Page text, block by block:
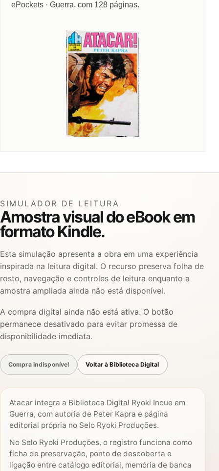
ePockets · Guerra, com 128 páginas.
SIMULADOR DE LEITURA
Amostra visual do eBook em
formato Kindle.
Esta simulação apresenta a obra em uma experiência
inspirada na leitura digital. O recurso preserva folha de
rosto, navegação e controles de leitura enquanto a
amostra ampliada ainda não está disponível.
A compra digital ainda não está ativa. O botão
permanece desativado para evitar promessa de
disponibilidade imediata.
Compra indisponível Voltar à Biblioteca Digital
Atacar integra a Biblioteca Digital Ryoki Inoue em
Guerra, com autoria de Peter Kapra e página
editorial própria no Selo Ryoki Produções.
No Selo Ryoki Produções, o registro funciona como
ficha de preservação, ponto de descoberta e
ligação entre catálogo editorial, memória de banca